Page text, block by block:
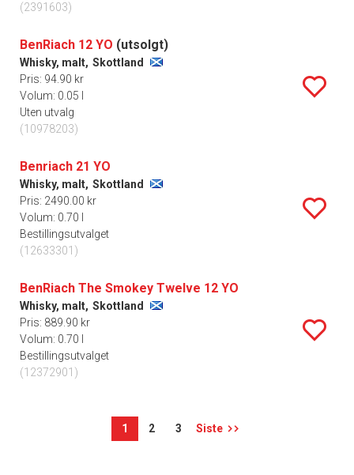
(2391603)
BenRiach 12 YO (utsolgt)
Whisky, malt, Skottland
Pris: 94.90 kr
Volum: 0.05 l
Uten utvalg
(10978203)
Benriach 21 YO
Whisky, malt, Skottland
Pris: 2490.00 kr
Volum: 0.70 l
Bestillingsutvalget
(12633301)
BenRiach The Smokey Twelve 12 YO
Whisky, malt, Skottland
Pris: 889.90 kr
Volum: 0.70 l
Bestillingsutvalget
(12372901)
1 2 3 Siste